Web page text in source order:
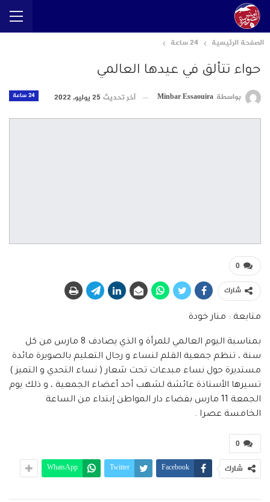
الصفحة الرئيسية 24 ساعة
حواء تتألق في عيدها العالمي
24 ساعة بواسطة Minbar Essaouira آخر تحديث 25 يوليو, 2022
0
شارك
متابعة : منار خودة
بمناسبة اليوم العالمي للمرأة و الذي يصادف 8 مارس من كل
سنة ، تنظم جمعية القلم لنساء و رجال التعليم بالصويرة مائدة
مستديرة حول نساء مبدعات تحت شعار ( نساء التحدي و التميز )
تسيرها الأستاذة عائشة لشهب أحد أعضاء الجمعية ، و ذلك يوم
الجمعة 11 مارس بفضاء دار المواطن إبتداء من الساعة
الخامسة عصرا .
0
شارك Facebook
Twitter
WhatsApp